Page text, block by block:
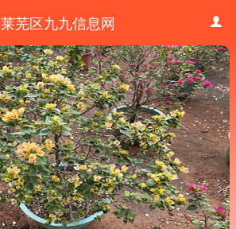
莱芜区九九信息网